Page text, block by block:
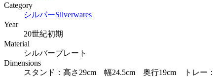
Category
シルバーSilverwares
Year
20世紀初期
Material
シルバープレート
Dimensions
スタンド：高さ29cm 幅24.5cm 奥行19cm トレー：